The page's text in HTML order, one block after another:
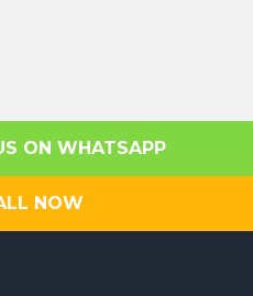
ON WHATSAPP
NOW